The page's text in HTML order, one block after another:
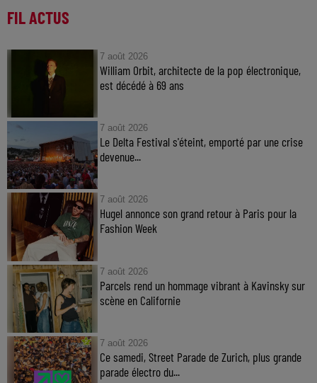
FIL ACTUS
7 août 2026
William Orbit, architecte de la pop électronique,
est décédé à 69 ans
7 août 2026
Le Delta Festival s'éteint, emporté par une crise
devenue...
7 août 2026
Hugel annonce son grand retour à Paris pour la
Fashion Week
7 août 2026
Parcels rend un hommage vibrant à Kavinsky sur
scène en Californie
7 août 2026
Ce samedi, Street Parade de Zurich, plus grande
parade électro du...